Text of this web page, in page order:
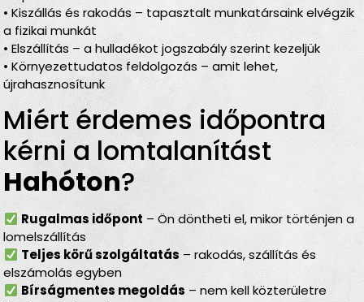
• Kiszállás és rakodás – tapasztalt munkatársaink elvégzik
a fizikai munkát
• Elszállítás – a hulladékot jogszabály szerint kezeljük
• Környezettudatos feldolgozás – amit lehet,
újrahasznosítunk
Miért érdemes időpontra
kérni a lomtalanítást
Hahóton?
Rugalmas időpont – Ön döntheti el, mikor történjen a
lomelszállítás
Teljes körű szolgáltatás – rakodás, szállítás és
elszámolás egyben
Bírságmentes megoldás – nem kell közterületre